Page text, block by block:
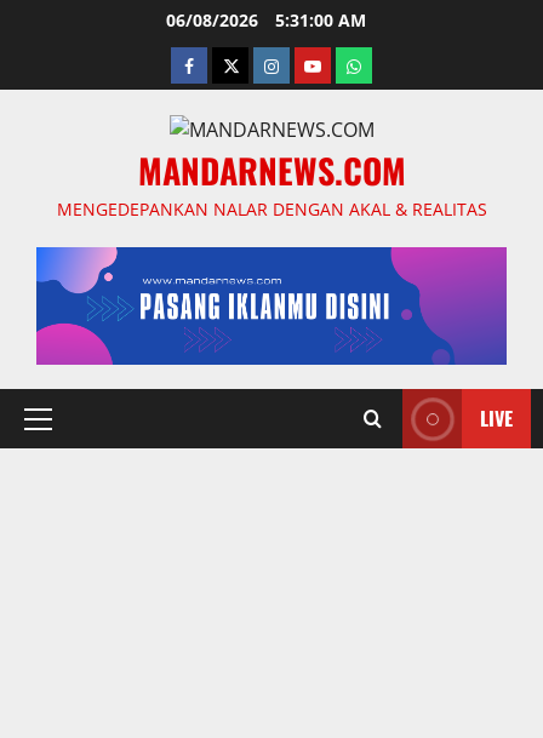
06/08/2026 5:31:01 AM
facebooktwitterinstagram.com
youtubewhatsapp
MANDARNEWS.COM
MENGEDEPANKAN NALAR DENGAN AKAL & REALITAS
Primary
LIVE